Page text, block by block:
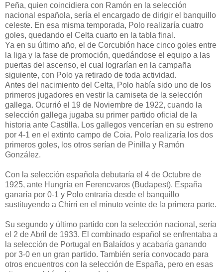
Peña, quien coincidiera con Ramón en la selección
nacional española, sería el encargado de dirigir el banquillo
celeste. En esa misma temporada, Polo realizaría cuatro
goles, quedando el Celta cuarto en la tabla final.
Ya en su último año, el de Corcubión hace cinco goles entre
la liga y la fase de promoción, quedándose el equipo a las
puertas del ascenso, el cual lograrían en la campaña
siguiente, con Polo ya retirado de toda actividad.
Antes del nacimiento del Celta, Polo había sido uno de los
primeros jugadores en vestir la camiseta de la selección
gallega. Ocurrió el 19 de Noviembre de 1922, cuando la
selección gallega jugaba su primer partido oficial de la
historia ante Castilla. Los gallegos vencerían en su estreno
por 4-1 en el extinto campo de Coia. Polo realizaría los dos
primeros goles, los otros serían de Pinilla y Ramón
González.
Con la selección española debutaría el 4 de Octubre de
1925, ante Hungría en Ferencvaros (Budapest). España
ganaría por 0-1 y Polo entraría desde el banquillo
sustituyendo a Chirri en el minuto veinte de la primera parte.
Su segundo y último partido con la selección nacional, sería
el 2 de Abril de 1933. El combinado español se enfrentaba a
la selección de Portugal en Balaídos y acabaría ganando
por 3-0 en un gran partido. También sería convocado para
otros encuentros con la selección de España, pero en esas